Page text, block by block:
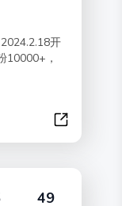
开
10000+，
AI+公众号
49